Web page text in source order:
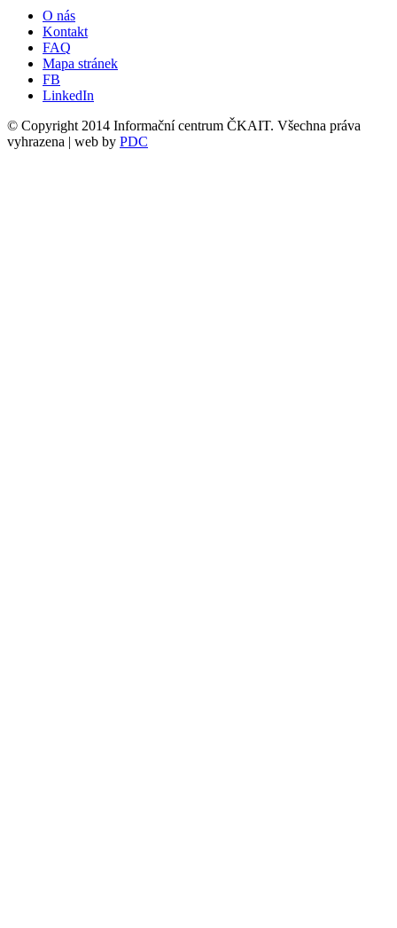
O nás
Kontakt
FAQ
Mapa stránek
FB
LinkedIn
© Copyright 2014 Informační centrum ČKAIT. Všechna práva
vyhrazena | web by PDC